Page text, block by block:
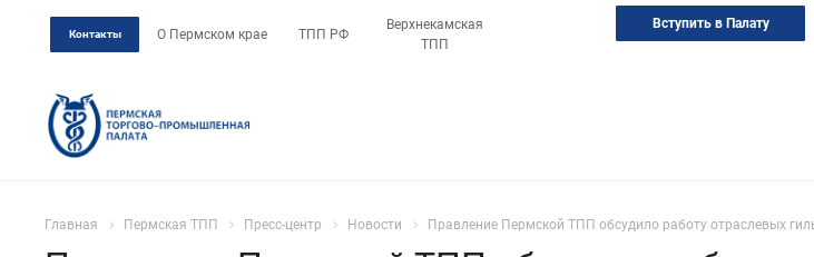
Контакты О Пермском крае ТПП РФ
Верхнекамская
ТПП
Вступить в Палату
Главная Пермская ТПП Пресс-центр Новости Правление Пермской ТПП обсудило работу отраслевых